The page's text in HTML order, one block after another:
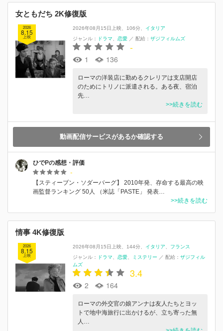
女ともだち 2K修復版
2026
8.15
上映
2026年08月15日上映 106分
イタリア
ジャンル：
ドラマ 恋愛 ／ 配給： ザジフィルムズ
-
1 136
ローマの洋装店に勤めるクレリアは支店開店
のためにトリノに派遣される。ある夜、宿泊
先…
>>続きを読む
動画配信サービスがあるか確認する
ひでPの感想・評価
-
【スティーブン・ソダーバーグ】 2010年発、存命する最高の映
画監督ランキング 50人 （米誌「PASTE」 発表…
>>続きを読む
情事 4K修復版
2026
8.15
上映
2026年08月15日上映 144分 イタリア
フランス
ジャンル：
ドラマ 恋愛 ミステリー ／ 配給： ザジフィル
ムズ
3.4
2 164
ローマの外交官の娘アンナは友人たちとヨッ
トで地中海旅行に出かけるが、立ち寄った無
人…